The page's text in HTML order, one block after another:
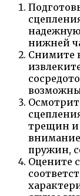
надежную
нижней
Снимите
трещин и
внимание
пружин,
Оцените